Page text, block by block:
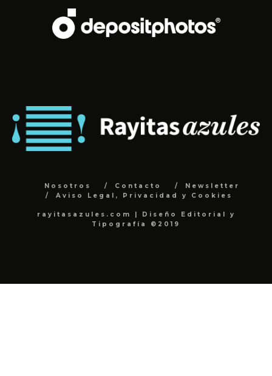
Nosotros Contacto
Newsletter
Aviso Legal, Privacidad y Cookies
rayitasazules.com | Diseño Editorial y
Tipografía ©2019